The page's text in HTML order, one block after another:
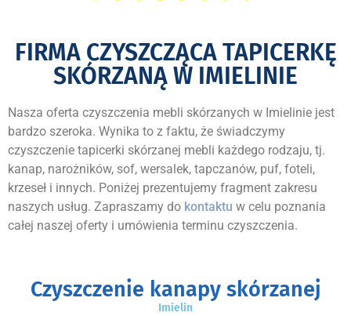
FIRMA CZYSZCZĄCA TAPICERKĘ
SKÓRZANĄ W IMIELINIE
Nasza oferta czyszczenia mebli skórzanych w Imielinie jest
bardzo szeroka. Wynika to z faktu, że świadczymy
czyszczenie tapicerki skórzanej mebli każdego rodzaju, tj.
kanap, narożników, sof, wersalek, tapczanów, puf, foteli,
krzeseł i innych. Poniżej prezentujemy fragment zakresu
naszych usług. Zapraszamy do kontaktu w celu poznania
całej naszej oferty i umówienia terminu czyszczenia.
Czyszczenie kanapy skórzanej
Imielin